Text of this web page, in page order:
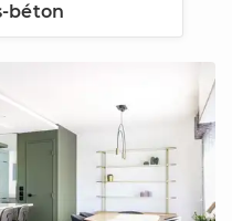
béton